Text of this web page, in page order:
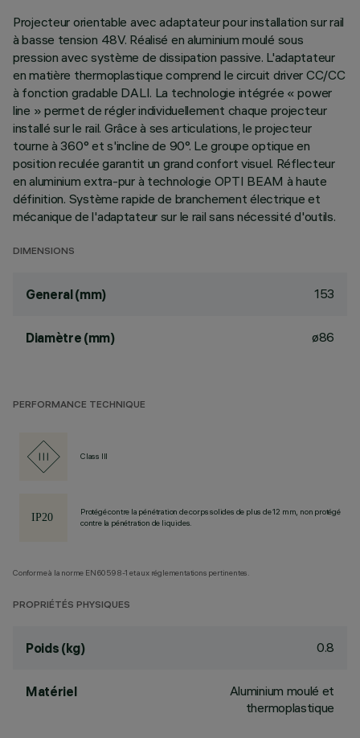
Projecteur orientable avec adaptateur pour installation sur rail
à basse tension 48V. Réalisé en aluminium moulé sous
pression avec système de dissipation passive. L'adaptateur
en matière thermoplastique comprend le circuit driver CC/CC
à fonction gradable DALI. La technologie intégrée « power
line » permet de régler individuellement chaque projecteur
installé sur le rail. Grâce à ses articulations, le projecteur
tourne à 360° et s'incline de 90°. Le groupe optique en
position reculée garantit un grand confort visuel. Réflecteur
en aluminium extra-pur à technologie OPTI BEAM à haute
définition. Système rapide de branchement électrique et
mécanique de l'adaptateur sur le rail sans nécessité d'outils.
DIMENSIONS
General (mm) 153
Diamètre (mm) ø86
PERFORMANCE TECHNIQUE
Class III
Protégé contre la pénétration de corps solides de plus de 12 mm, non protégé
contre la pénétration de liquides.
Conforme à la norme EN60598-1 et aux réglementations pertinentes.
PROPRIÉTÉS PHYSIQUES
Poids (kg) 0.8
Matériel
Aluminium moulé et
thermoplastique